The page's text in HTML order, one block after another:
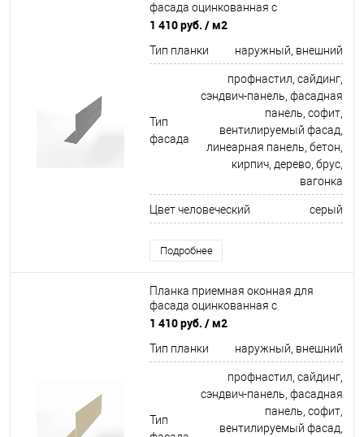
фасада оцинкованная с
порошковым покрытием 0,45мм
1 410 руб. / м2
Тип планки наружный, внешний
Тип
фасада
профнастил, сайдинг,
сэндвич-панель, фасадная
панель, софит,
вентилируемый фасад,
линеарная панель, бетон,
кирпич, дерево, брус,
вагонка
Цвет человеческий серый
Подробнее
Планка приемная оконная для
фасада оцинкованная с
порошковым покрытием 0,45мм
1 410 руб. / м2
Тип планки наружный, внешний
Тип
профнастил, сайдинг,
сэндвич-панель, фасадная
панель, софит,
вентилируемый фасад,